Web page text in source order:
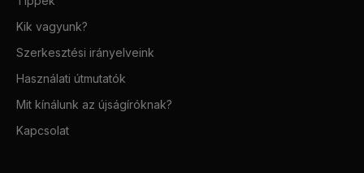
Kik vagyunk?
Szerkesztési irányelveink
Használati útmutatók
Mit kínálunk az újságíróknak?
Kapcsolat